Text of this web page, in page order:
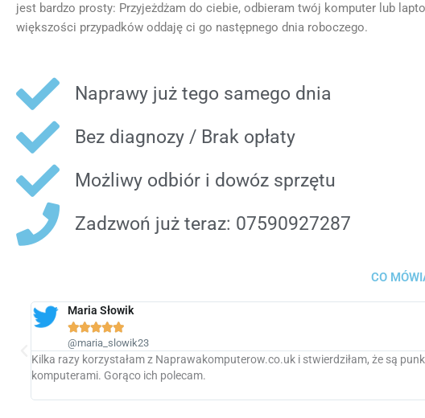
jest bardzo prosty: Przyjeżdżam do ciebie, odbieram twój komputer lub
większości przypadków oddaję ci go następnego dnia roboczego.
Naprawy już tego samego dnia
Bez diagnozy / Brak opłaty
Możliwy odbiór i dowóz sprzętu
Zadzwoń już teraz: 07590927287
CO
Marian Pasęka

@marianpaseka11
Seb był fantastyczny. Mieliśmy nagły problem z uszkodzonym dyskiem
zostały jeszcze skopiowane. Seb przyjechał tego samego dnia - w weekend -